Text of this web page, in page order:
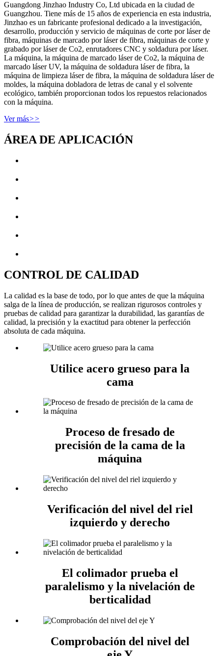
Guangdong Jinzhao Industry Co, Ltd ubicada en la ciudad de
Guangzhou. Tiene más de 15 años de experiencia en esta industria,
Jinzhao es un fabricante profesional dedicado a la investigación,
desarrollo, producción y servicio de máquinas de corte por láser de
fibra, máquinas de marcado por láser de fibra, máquinas de corte y
grabado por láser de Co2, enrutadores CNC y soldadura por láser.
La máquina, la máquina de marcado láser de Co2, la máquina de
marcado láser UV, la máquina de soldadura láser de fibra, la
máquina de limpieza láser de fibra, la máquina de soldadura láser de
moldes, la máquina dobladora de letras de canal y el solvente
ecológico, también proporcionan todos los repuestos relacionados
con la máquina.
Ver más>>
ÁREA DE APLICACIÓN
CONTROL DE CALIDAD
La calidad es la base de todo, por lo que antes de que la máquina
salga de la línea de producción, se realizan rigurosos controles y
pruebas de calidad para garantizar la durabilidad, las garantías de
calidad, la precisión y la exactitud para obtener la perfección
absoluta de cada máquina.
Utilice acero grueso para la
cama
Proceso de fresado de
precisión de la cama de la
máquina
Verificación del nivel del riel
izquierdo y derecho
El colimador prueba el
paralelismo y la nivelación de
berticalidad
Comprobación del nivel del